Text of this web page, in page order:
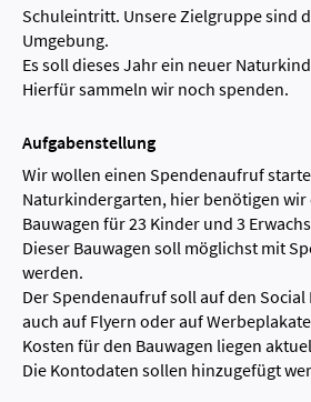
Schuleintritt. Unsere Zielgruppe sind
Umgebung.
Es soll dieses Jahr ein neuer
Hierfür sammeln wir noch spenden.
Aufgabenstellung
Wir wollen einen Spendenaufruf
Naturkindergarten, hier benötigen wir
Bauwagen für 23 Kinder und 3
Dieser Bauwagen soll möglichst mit
werden.
Der Spendenaufruf soll auf den Social
auch auf Flyern oder auf
Kosten für den Bauwagen liegen
Die Kontodaten sollen hinzugefügt